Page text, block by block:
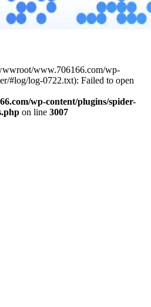
www.706166.com/wp-
#log/log-0722.txt): Failed to open
wp-content/plugins/spider-
on line 3007